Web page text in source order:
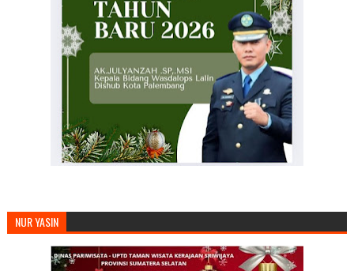
NUR YASIN